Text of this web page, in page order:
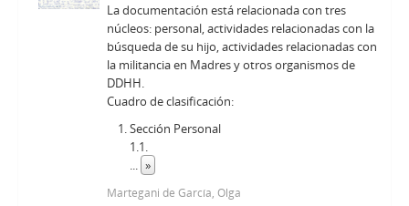
La documentación está relacionada con tres
núcleos: personal, actividades relacionadas con la
búsqueda de su hijo, actividades relacionadas con
la militancia en Madres y otros organismos de
DDHH.
Cuadro de clasificación:
Sección Personal
1.1.
... »
Martegani de García, Olga